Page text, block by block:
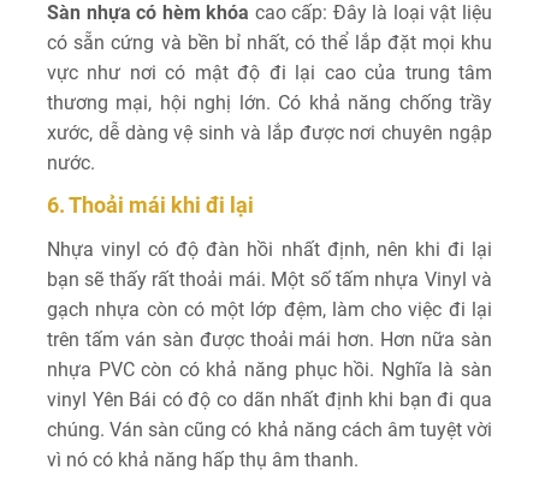
Sàn nhựa có hèm khóa cao cấp: Đây là loại vật liệu
có sẵn cứng và bền bỉ nhất, có thể lắp đặt mọi khu
vực như nơi có mật độ đi lại cao của trung tâm
thương mại, hội nghị lớn. Có khả năng chống trầy
xước, dễ dàng vệ sinh và lắp được nơi chuyên ngập
nước.
6. Thoải mái khi đi lại
Nhựa vinyl có độ đàn hồi nhất định, nên khi đi lại
bạn sẽ thấy rất thoải mái. Một số tấm nhựa Vinyl và
gạch nhựa còn có một lớp đệm, làm cho việc đi lại
trên tấm ván sàn được thoải mái hơn. Hơn nữa sàn
nhựa PVC còn có khả năng phục hồi. Nghĩa là sàn
vinyl Yên Bái có độ co dãn nhất định khi bạn đi qua
chúng. Ván sàn cũng có khả năng cách âm tuyệt vời
vì nó có khả năng hấp thụ âm thanh.